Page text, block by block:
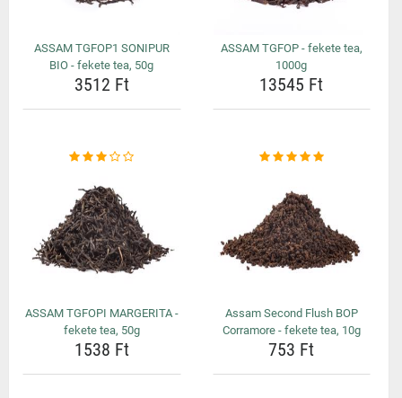
ASSAM TGFOP1 SONIPUR
BIO - fekete tea, 50g
3512 Ft
ASSAM TGFOP - fekete tea,
1000g
13545 Ft
ASSAM TGFOPI MARGERITA -
fekete tea, 50g
1538 Ft
Assam Second Flush BOP
Corramore - fekete tea, 10g
753 Ft